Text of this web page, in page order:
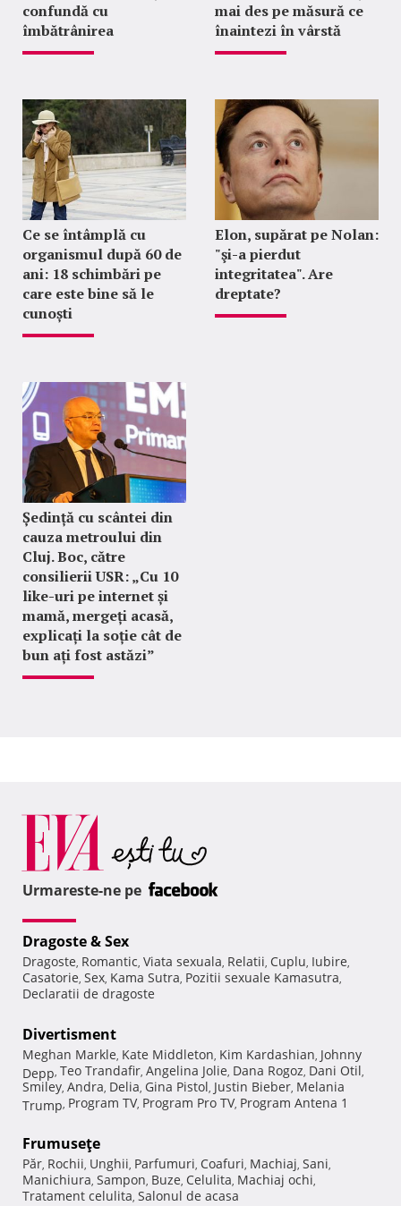
confundă cu
îmbătrânirea
mai des pe măsură ce
înaintezi în vârstă
Ce se întâmplă cu
organismul după 60 de
ani: 18 schimbări pe
care este bine să le
cunoști
Elon, supărat pe Nolan:
"şi-a pierdut
integritatea". Are
dreptate?
Ședință cu scântei din
cauza metroului din
Cluj. Boc, către
consilierii USR: „Cu 10
like-uri pe internet și
mamă, mergeți acasă,
explicați la soție cât de
bun ați fost astăzi”
Urmareste-ne pe
Dragoste & Sex
Dragoste, Romantic, Viata sexuala, Relatii, Cuplu, Iubire,
Casatorie, Sex, Kama Sutra, Pozitii sexuale Kamasutra,
Declaratii de dragoste
Divertisment
Meghan Markle, Kate Middleton, Kim Kardashian, Johnny
Depp, Teo Trandafir, Angelina Jolie, Dana Rogoz, Dani Otil,
Smiley, Andra, Delia, Gina Pistol, Justin Bieber, Melania
Trump, Program TV, Program Pro TV, Program Antena 1
Frumuseţe
Păr, Rochii, Unghii, Parfumuri, Coafuri, Machiaj, Sani,
Manichiura, Sampon, Buze, Celulita, Machiaj ochi,
Tratament celulita, Salonul de acasa